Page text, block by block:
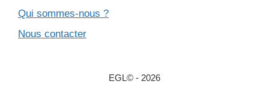
Qui sommes-nous ?
Nous contacter
EGL© - 2026